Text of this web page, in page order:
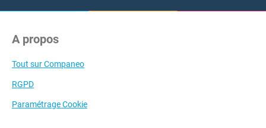
A propos
Tout sur Companeo
RGPD
Paramétrage Cookie